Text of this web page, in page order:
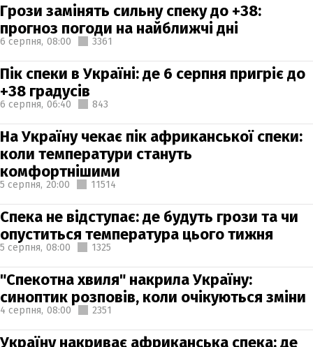
Грози замінять сильну спеку до +38:
прогноз погоди на найближчі дні
6 серпня, 08:00 3361
Пік спеки в Україні: де 6 серпня пригріє до
+38 градусів
6 серпня, 06:40 843
На Україну чекає пік африканської спеки:
коли температури стануть
комфортнішими
5 серпня, 20:00 11514
Спека не відступає: де будуть грози та чи
опуститься температура цього тижня
5 серпня, 08:00 1325
"Спекотна хвиля" накрила Україну:
синоптик розповів, коли очікуються зміни
4 серпня, 08:00 2351
Україну накриває африканська спека: де